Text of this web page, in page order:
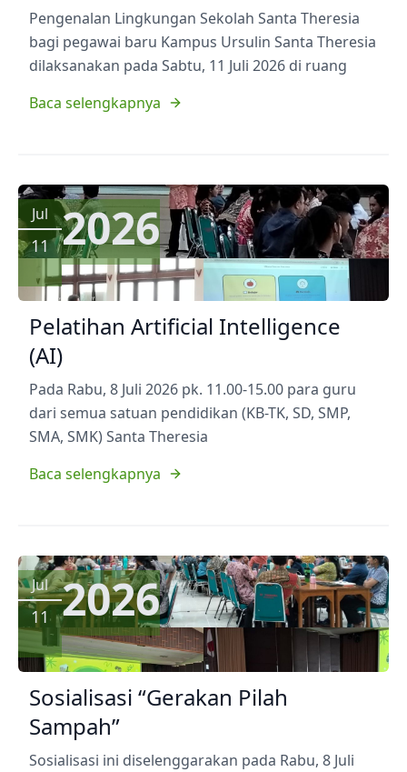
Pengenalan Lingkungan Sekolah Santa Theresia
bagi pegawai baru Kampus Ursulin Santa Theresia
dilaksanakan pada Sabtu, 11 Juli 2026 di ruang
Baca selengkapnya
Jul
11 2026
Pelatihan Artificial Intelligence
(AI)
Pada Rabu, 8 Juli 2026 pk. 11.00-15.00 para guru
dari semua satuan pendidikan (KB-TK, SD, SMP,
SMA, SMK) Santa Theresia
Baca selengkapnya
Jul
11 2026
Sosialisasi “Gerakan Pilah
Sampah”
Sosialisasi ini diselenggarakan pada Rabu, 8 Juli